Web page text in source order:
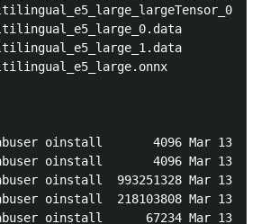
oinstall       4096 Mar 13